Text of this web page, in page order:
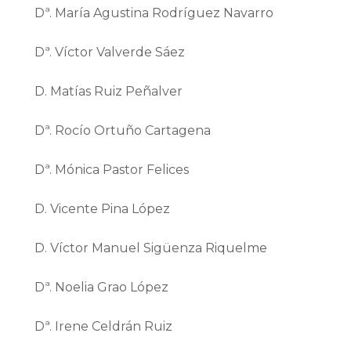
Dª. María Agustina Rodríguez Navarro
Dª. Víctor Valverde Sáez
D. Matías Ruiz Peñalver
Dª. Rocío Ortuño Cartagena
Dª. Mónica Pastor Felices
D. Vicente Pina López
D. Víctor Manuel Sigüenza Riquelme
Dª. Noelia Grao López
Dª. Irene Celdrán Ruiz